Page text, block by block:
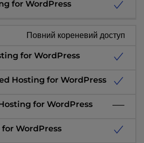
Повний кореневий доступ